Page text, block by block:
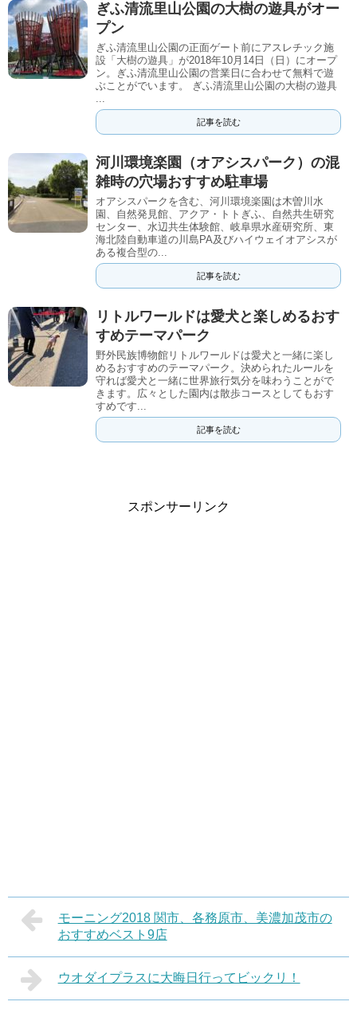
ぎふ清流里山公園の大樹の遊具がオー
プン
ぎふ清流里山公園の正面ゲート前にアスレチック施
設「大樹の遊具」が2018年10月14日（日）にオープ
ン。ぎふ清流里山公園の営業日に合わせて無料で遊
ぶことがでいます。 ぎふ清流里山公園の大樹の遊具
...
記事を読む
河川環境楽園（オアシスパーク）の混
雑時の穴場おすすめ駐車場
オアシスパークを含む、河川環境楽園は木曽川水
園、自然発見館、アクア・トトぎふ、自然共生研究
センター、水辺共生体験館、岐阜県水産研究所、東
海北陸自動車道の川島PA及びハイウェイオアシスが
ある複合型の...
記事を読む
リトルワールドは愛犬と楽しめるおす
すめテーマパーク
野外民族博物館リトルワールドは愛犬と一緒に楽し
めるおすすめのテーマパーク。決められたルールを
守れば愛犬と一緒に世界旅行気分を味わうことがで
きます。広々とした園内は散歩コースとしてもおす
すめです...
記事を読む
スポンサーリンク
モーニング2018 関市、各務原市、美濃加茂市の
おすすめベスト9店
ウオダイプラスに大晦日行ってビックリ！